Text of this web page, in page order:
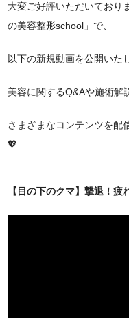
大変ご好評いただいており
の美容整形school」で、
以下の新規動画を公開いた
美容に関するQ&Aや施術解
さまざまなコンテンツを配
💖
【目の下のクマ】撃退！疲